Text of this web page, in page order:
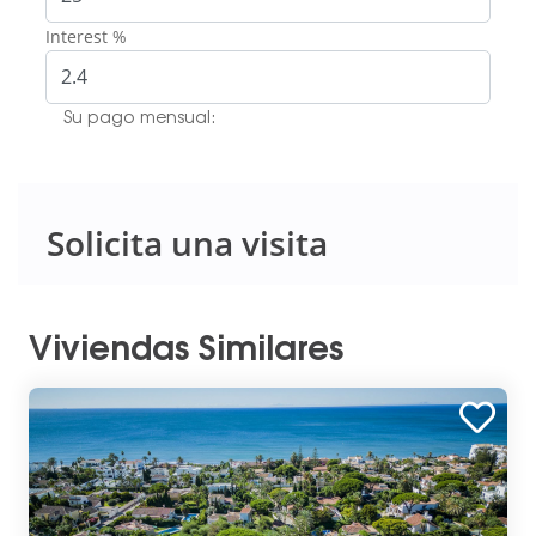
Interest %
Su pago mensual:
Solicita una visita
Viviendas Similares